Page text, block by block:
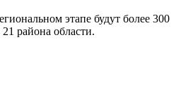
этапе будут более 300
района области.